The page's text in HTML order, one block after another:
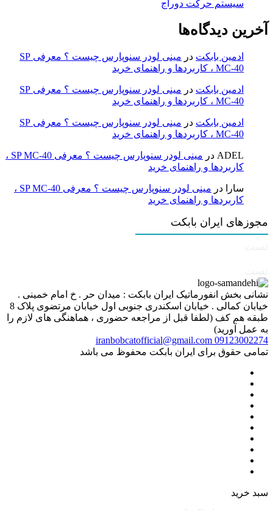
سیستم حرکت دوراج
آخرین دیدگاه‌ها
ادمین بابکت در
مینی لودر سنوپارس چیست ؟ معرفی SP
MC-40 ، کاربردها و راهنمای خرید
ادمین بابکت در
مینی لودر سنوپارس چیست ؟ معرفی SP
MC-40 ، کاربردها و راهنمای خرید
ادمین بابکت در
مینی لودر سنوپارس چیست ؟ معرفی SP
MC-40 ، کاربردها و راهنمای خرید
ADEL در
مینی لودر سنوپارس چیست ؟ معرفی SP MC-40 ،
کاربردها و راهنمای خرید
سارا در
مینی لودر سنوپارس چیست ؟ معرفی SP MC-40 ،
کاربردها و راهنمای خرید
مجوزهای ایران بابکت
نشانی بخش انفورماتیک ایران بابکت : میدان حر . خ امام خمینی .
خیابان کمالی . خیابان اسکندری جنوبی اول خیابان مرتضوی پلاک 8
طبقه هم کف (لطفا قبل از مراجعه حضوری ، هماهنگی های لازم را
به عمل آورید)
09123002274
iranbobcatofficial@gmail.com
تمامی حقوق برای ایران بابکت محفوظ می باشد
سبد خرید